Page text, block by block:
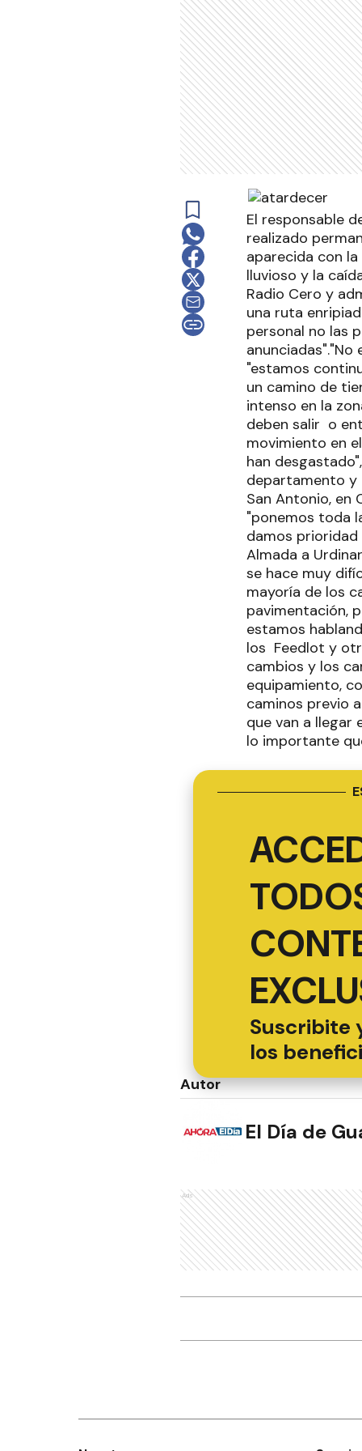
El responsable
realizado
aparecida con
lluvioso y la
Radio Cero y
una ruta
personal no las
"estamos
un camino de
intenso en la
deben salir o
movimiento en
han
departamento y
San Antonio, en
"ponemos toda
damos
Almada a
se hace muy
mayoría de los
pavimentación,
estamos
los Feedlot y
cambios y los
equipamiento,
caminos previo
que van a llegar
lo importante
Suscribite
los
Autor
El Día de
Ads